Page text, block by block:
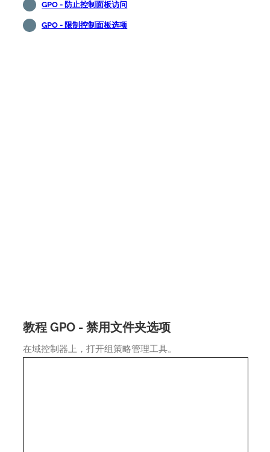
GPO - 防止控制面板访问
GPO - 限制控制面板选项
教程 GPO - 禁用文件夹选项
在域控制器上，打开组策略管理工具。